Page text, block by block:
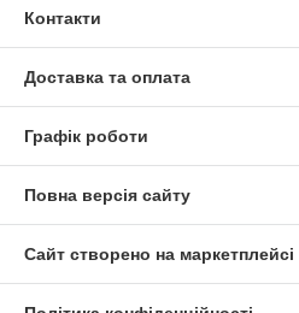
Контакти
Доставка та оплата
Графік роботи
Повна версія сайту
Сайт створено на маркетплейсі